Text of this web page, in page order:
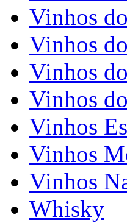
Vinhos
Vinhos
Vinhos
Vinhos
Vinhos
Vinhos
Vinhos
Whisky